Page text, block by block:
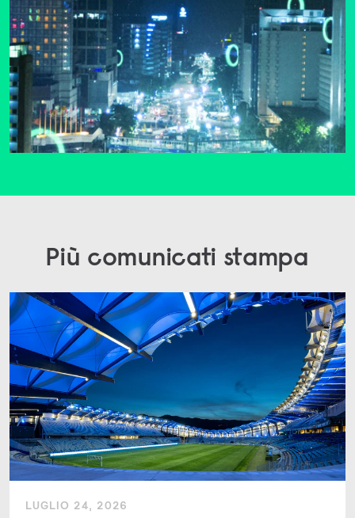
Più comunicati stampa
LUGLIO 24, 2026